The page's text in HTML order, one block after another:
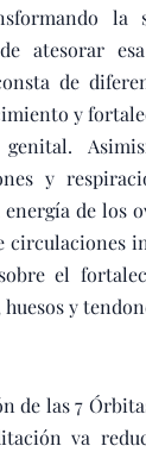
atesorar
de
y
y
de los
circulaciones
el
y
de las 7
va